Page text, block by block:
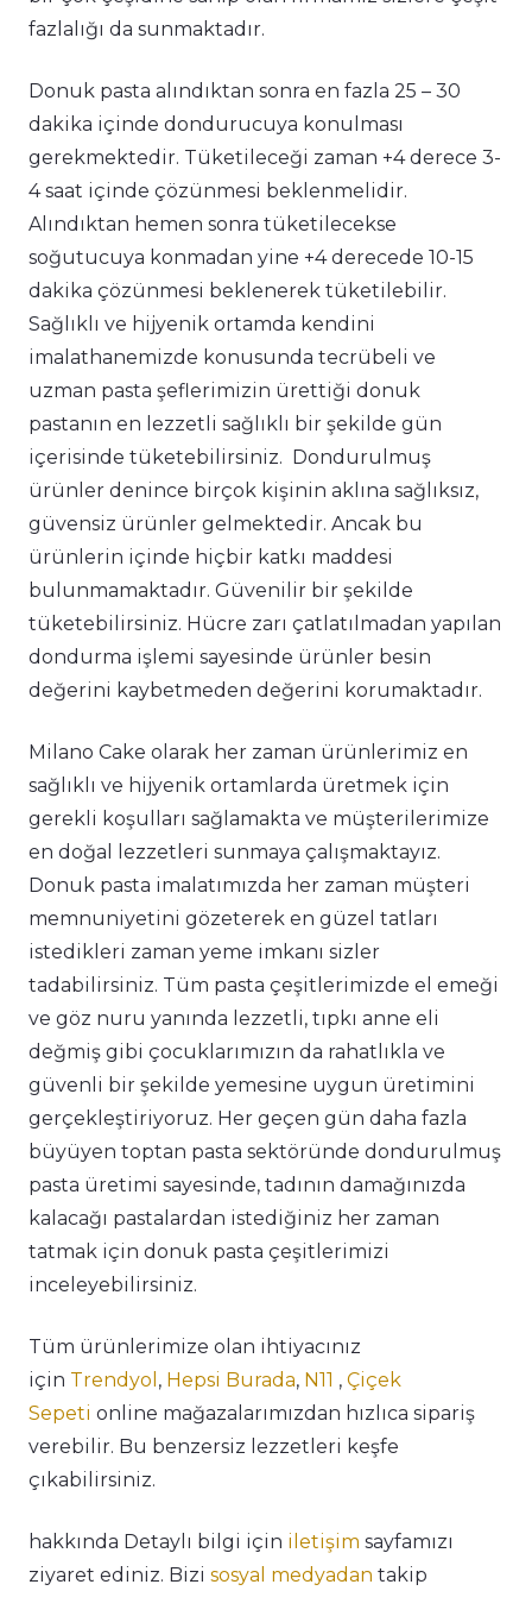
fazlalığı da sunmaktadır.
Donuk pasta alındıktan sonra en fazla 25 – 30
dakika içinde dondurucuya konulması
gerekmektedir. Tüketileceği zaman +4 derece 3-
4 saat içinde çözünmesi beklenmelidir.
Alındıktan hemen sonra tüketilecekse
soğutucuya konmadan yine +4 derecede 10-15
dakika çözünmesi beklenerek tüketilebilir.
Sağlıklı ve hijyenik ortamda kendini
imalathanemizde konusunda tecrübeli ve
uzman pasta şeflerimizin ürettiği donuk
pastanın en lezzetli sağlıklı bir şekilde gün
içerisinde tüketebilirsiniz. Dondurulmuş
ürünler denince birçok kişinin aklına sağlıksız,
güvensiz ürünler gelmektedir. Ancak bu
ürünlerin içinde hiçbir katkı maddesi
bulunmamaktadır. Güvenilir bir şekilde
tüketebilirsiniz. Hücre zarı çatlatılmadan yapılan
dondurma işlemi sayesinde ürünler besin
değerini kaybetmeden değerini korumaktadır.
Milano Cake olarak her zaman ürünlerimiz en
sağlıklı ve hijyenik ortamlarda üretmek için
gerekli koşulları sağlamakta ve müşterilerimize
en doğal lezzetleri sunmaya çalışmaktayız.
Donuk pasta imalatımızda her zaman müşteri
memnuniyetini gözeterek en güzel tatları
istedikleri zaman yeme imkanı sizler
tadabilirsiniz. Tüm pasta çeşitlerimizde el emeği
ve göz nuru yanında lezzetli, tıpkı anne eli
değmiş gibi çocuklarımızın da rahatlıkla ve
güvenli bir şekilde yemesine uygun üretimini
gerçekleştiriyoruz. Her geçen gün daha fazla
büyüyen toptan pasta sektöründe dondurulmuş
pasta üretimi sayesinde, tadının damağınızda
kalacağı pastalardan istediğiniz her zaman
tatmak için donuk pasta çeşitlerimizi
inceleyebilirsiniz.
Tüm ürünlerimize olan ihtiyacınız
için Trendyol , Hepsi Burada, N11 , Çiçek
Sepeti online mağazalarımızdan hızlıca sipariş
verebilir. Bu benzersiz lezzetleri keşfe
çıkabilirsiniz.
hakkında Detaylı bilgi için iletişim sayfamızı
ziyaret ediniz. Bizi sosyal medyadan takip